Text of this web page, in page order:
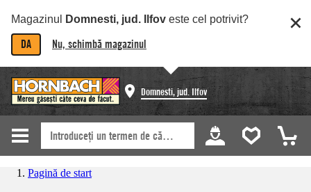
Magazinul Domnesti, jud. Ilfov este cel potrivit?
DA Nu, schimbă magazinul
Domnesti, jud. Ilfov
Pagină de start